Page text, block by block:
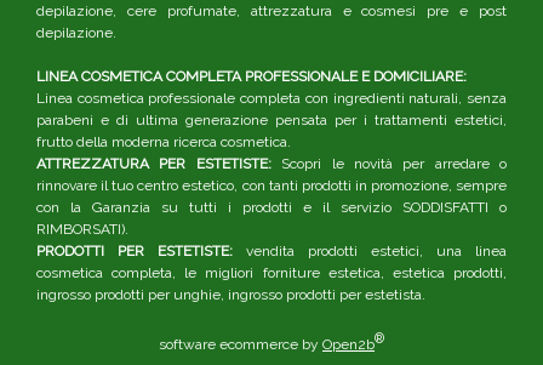
depilazione, cere profumate, attrezzatura e cosmesi pre e post
depilazione.
LINEA COSMETICA COMPLETA PROFESSIONALE E DOMICILIARE:
Linea cosmetica professionale completa con ingredienti naturali, senza
parabeni e di ultima generazione pensata per i trattamenti estetici,
frutto della moderna ricerca cosmetica.
ATTREZZATURA PER ESTETISTE:Scopri le novità per arredare o
rinnovare il tuo centro estetico, con tanti prodotti in promozione, sempre
con la Garanzia su tutti i prodotti e il servizio SODDISFATTI o
RIMBORSATI).
PRODOTTI PER ESTETISTE: vendita prodotti estetici, una linea
cosmetica completa, le migliori forniture estetica, estetica prodotti,
ingrosso prodotti per unghie, ingrosso prodotti per estetista.
software ecommerce by Open2b®